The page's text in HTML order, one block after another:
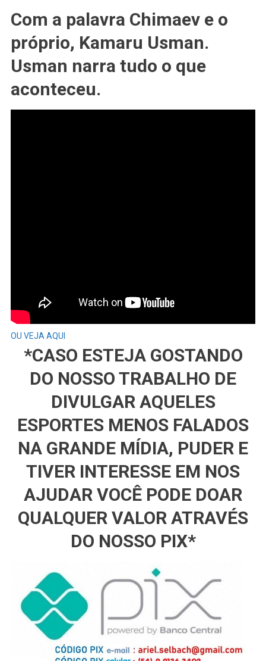
DAS
Kamaru
Com a palavra Chimaev e o
próprio, Kamaru Usman.
Usman narra tudo o que
aconteceu.
OU VEJA AQUI
*CASO ESTEJA GOSTANDO
DO NOSSO TRABALHO DE
DIVULGAR AQUELES
ESPORTES MENOS FALADOS
NA GRANDE MÍDIA, PUDER E
TIVER INTERESSE EM NOS
AJUDAR VOCÊ PODE DOAR
QUALQUER VALOR ATRAVÉS
DO NOSSO PIX*